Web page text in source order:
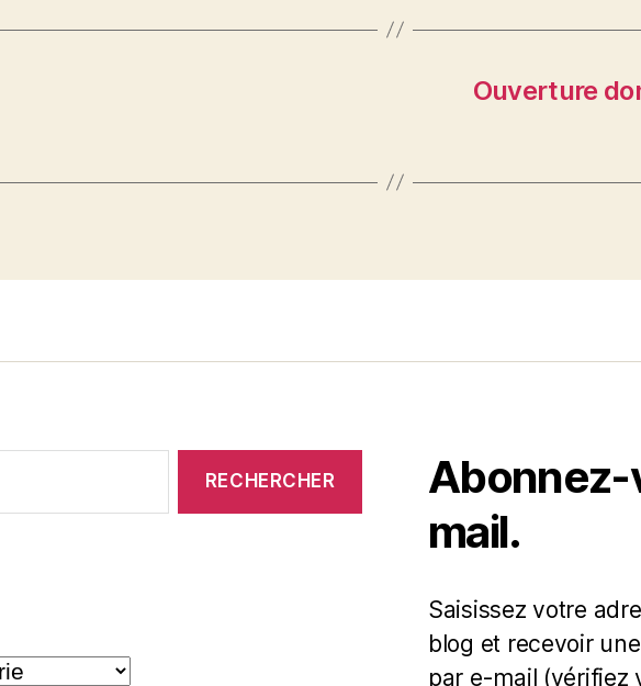
Ouverture
Abonnez-
mail.
Saisissez votre
blog et recevoir
par e-mail (vérifiez